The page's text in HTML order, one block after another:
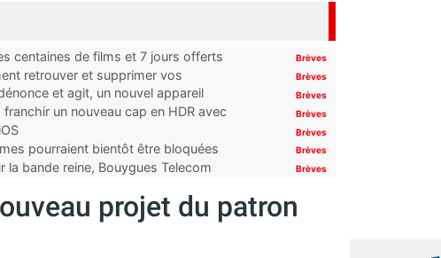
centaines de films et 7 jours offerts Brèves
retrouver et supprimer vos
Brèves
et agit, un nouvel appareil
Brèves
un nouveau cap en HDR avec
Brèves
Brèves
pourraient bientôt être bloquées
Brèves
la bande reine, Bouygues Telecom
Brèves
projet du patron